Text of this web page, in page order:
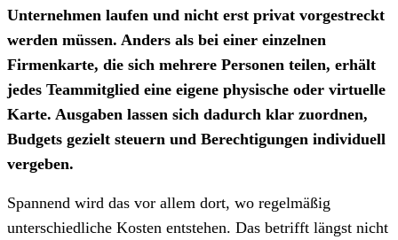
Unternehmen laufen und nicht erst privat vorgestreckt
werden müssen. Anders als bei einer einzelnen
Firmenkarte, die sich mehrere Personen teilen, erhält
jedes Teammitglied eine eigene physische oder virtuelle
Karte. Ausgaben lassen sich dadurch klar zuordnen,
Budgets gezielt steuern und Berechtigungen individuell
vergeben.
Spannend wird das vor allem dort, wo regelmäßig
unterschiedliche Kosten entstehen. Das betrifft längst nicht